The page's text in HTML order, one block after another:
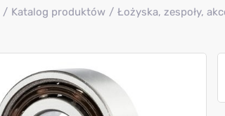
Katalog produktów Łożyska, zespoły,